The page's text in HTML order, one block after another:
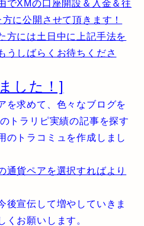
でXMの口座開設＆入金＆往
に公開させて頂きます！
方には土日中に上記手法を
うしばらくお待ちくださ
した！]
を求めて、色々なブログを
トラリピ実績の記事を探す
のトラコミュを作成しまし
通貨ペアを選択すればより
後宣伝して増やしていきま
くお願いします。